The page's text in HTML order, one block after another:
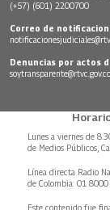
(+57) (601) 2200700
Correo de
Denuncias por actos
soytransparente@rtvc.gov.co
Lunes a viernes de
de Medios Públicos,
Línea directa Radio
de Colombia: 01
Este contenido fue